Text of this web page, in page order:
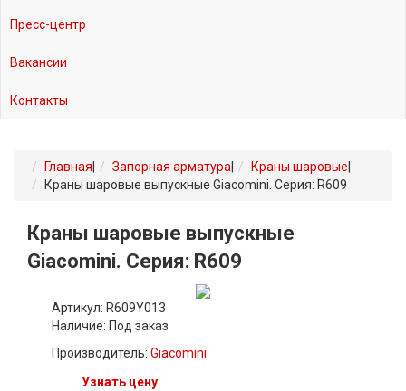
Пресс-центр
Вакансии
Контакты
Главная Запорная арматура Краны шаровые
Краны шаровые выпускные Giacomini. Серия: R609
Краны шаровые выпускные
Giacomini. Серия: R609
Артикул: R609Y013
Наличие: Под заказ
Производитель: Giacomini
Узнать цену